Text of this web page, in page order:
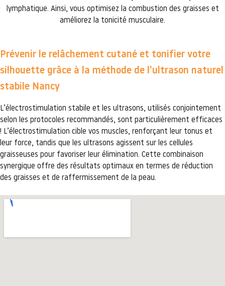
lymphatique. Ainsi, vous optimisez la combustion des graisses et
améliorez la tonicité musculaire.
Prévenir le relâchement cutané et tonifier votre
silhouette grâce à la méthode de l’ultrason naturel
stabile Nancy
L’électrostimulation stabile et les ultrasons, utilisés conjointement
selon les protocoles recommandés, sont particulièrement efficaces
! L’électrostimulation cible vos muscles, renforçant leur tonus et
leur force, tandis que les ultrasons agissent sur les cellules
graisseuses pour favoriser leur élimination. Cette combinaison
synergique offre des résultats optimaux en termes de réduction
des graisses et de raffermissement de la peau.